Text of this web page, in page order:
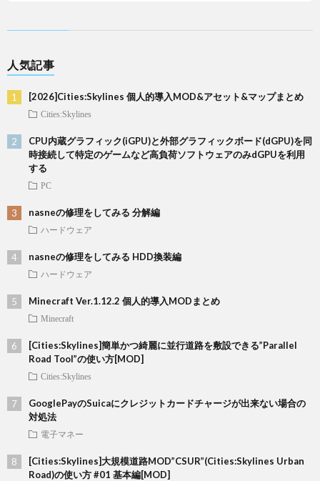
人気記事
[2026]Cities:Skylines 個人的導入MOD&アセット&マップまとめ
Cities:Skylines
CPU内蔵グラフィック(iGPU)と外部グラフィックボード(dGPU)を同
時接続して特定のゲームなど高負荷ソフトウェアのみdGPUを利用
する
PC
nasneの修理をしてみる 分解編
ハードウェア
nasneの修理をしてみる HDD換装編
ハードウェア
Minecraft Ver.1.12.2 個人的導入MODまとめ
Minecraft
[Cities:Skylines]簡単かつ綺麗に並行道路を敷設できる”Parallel
Road Tool”の使い方[MOD]
Cities:Skylines
GooglePayのSuicaにクレジットカードチャージが出来ない場合の
対処法
電子マネー
[Cities:Skylines]大規模道路MOD”CSUR”(Cities:Skylines Urban
Road)の使い方 #01 基本編[MOD]